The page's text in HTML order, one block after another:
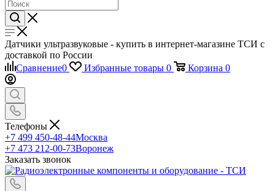
Датчики ультразвуковые - купить в интернет-магазине ТСИ с
доставкой по России
Сравнение0 Избранные товары 0 Корзина 0
Телефоны
+7 499 450-48-44Москва
+7 473 212-00-73Воронеж
Заказать звонок